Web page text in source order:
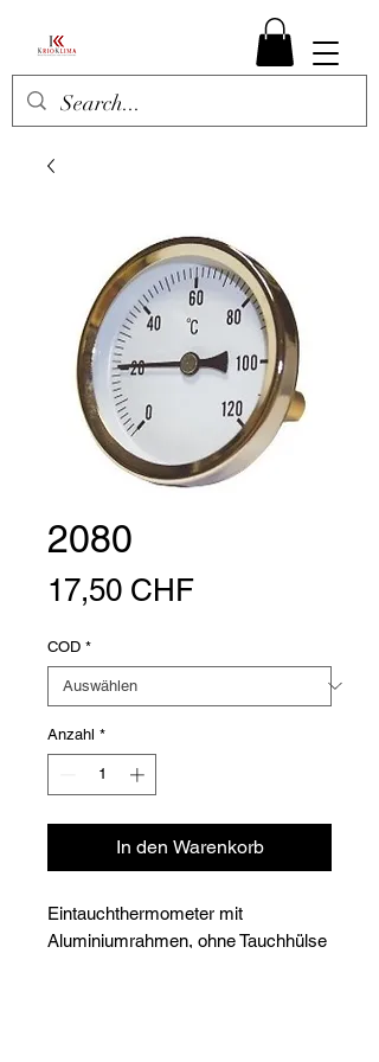
2080
17,50 CHFPreis
COD *
Anzahl *
In den Warenkorb
Eintauchthermometer mit
Aluminiumrahmen, ohne Tauchhülse